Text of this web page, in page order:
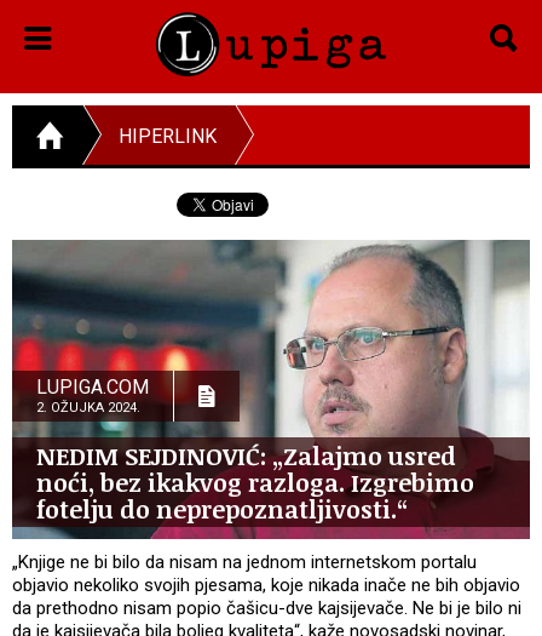
HIPERLINK
LUPIGA.COM
2. OŽUJKA 2024.
NEDIM SEJDINOVIĆ: „Zalajmo usred
noći, bez ikakvog razloga. Izgrebimo
fotelju do neprepoznatljivosti.“
„Knjige ne bi bilo da nisam na jednom internetskom portalu
objavio nekoliko svojih pjesama, koje nikada inače ne bih objavio
da prethodno nisam popio čašicu-dve kajsijevače. Ne bi je bilo ni
da je kajsijevača bila boljeg kvaliteta“, kaže novosadski novinar,